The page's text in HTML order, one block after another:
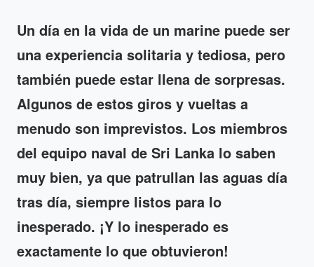
Un día en la vida de un marine puede ser
una experiencia solitaria y tediosa, pero
también puede estar llena de sorpresas.
Algunos de estos giros y vueltas a
menudo son imprevistos. Los miembros
del equipo naval de Sri Lanka lo saben
muy bien, ya que patrullan las aguas día
tras día, siempre listos para lo
inesperado. ¡Y lo inesperado es
exactamente lo que obtuvieron!